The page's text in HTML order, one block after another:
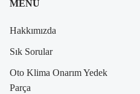
MENÜ
Hakkımızda
Sık Sorular
Oto Klima Onarım Yedek
Parça